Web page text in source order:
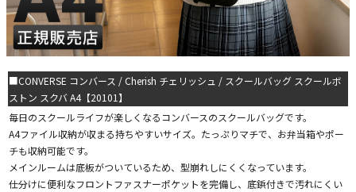
■CONVERSE コンバース / Cherish チェリッシュ / スクールバッグ スクールボ
ストン スクバ A4【20101】
毎日のスクールライフが楽しくなるコンバースのスクールバッグです。
A4ファイル収納が収まる持ちやすいサイズ。たっぷりマチで、お弁当箱やポー
チも収納可能です。
メインルームは底板がついているため、型崩れしにくくなっています。
仕分けに便利なフロントファスナーポケットを完備し、底鋲付きで汚れにくい